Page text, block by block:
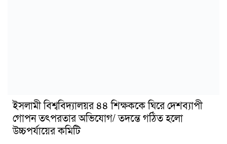
ইসলামী বিশ্ববিদ্যালয়র ৪৪ শিক্ষককে ঘিরে দেশব্যাপী
গোপন তৎপরতার অভিযোগ/ তদন্তে গঠিত হলো
উচ্চপর্যায়ের কমিটি